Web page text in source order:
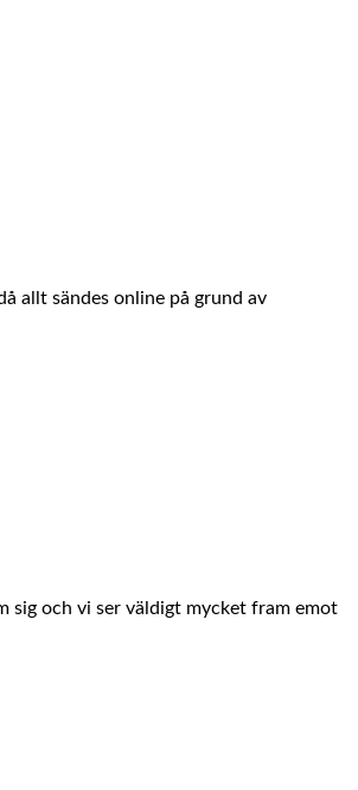
allt sändes online på grund av
sig och vi ser väldigt mycket fram emot